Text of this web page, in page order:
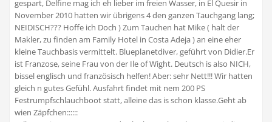
gespart, Delfine mag ich eh lieber im freien Wasser, in El Quesir in
November 2010 hatten wir übrigens 4 den ganzen Tauchgang lang;
NEIDISCH??? Hoffe ich Doch ) Zum Tauchen hat Mike ( halt der
Makler, zu finden am Family Hotel in Costa Adeja ) an eine eher
kleine Tauchbasis vermittelt. Blueplanetdiver, geführt von Didier.Er
ist Franzose, seine Frau von der Ile of Wight. Deutsch is also NICH,
bissel englisch und französisch helfen! Aber: sehr Nett!!! Wir hatten
gleich n gutes Gefühl. Ausfahrt findet mit nem 200 PS
Festrumpfschlauchboot statt, alleine das is schon klasse.Geht ab
wien Zäpfchen::::::